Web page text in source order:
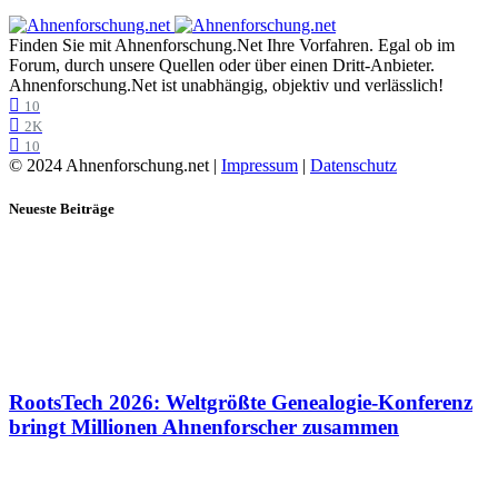
Finden Sie mit Ahnenforschung.Net Ihre Vorfahren. Egal ob im
Forum, durch unsere Quellen oder über einen Dritt-Anbieter.
Ahnenforschung.Net ist unabhängig, objektiv und verlässlich!
10
2K
10
© 2024 Ahnenforschung.net | Impressum | Datenschutz
Neueste Beiträge
RootsTech 2026: Weltgrößte Genealogie-Konferenz
bringt Millionen Ahnenforscher zusammen